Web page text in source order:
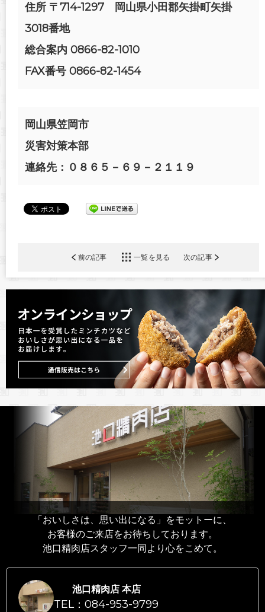
住所 〒714-1297 岡山県小田郡矢掛町矢掛
3018番地
総合案内 0866-82-1010
FAX番号 0866-82-1454
岡山県笠岡市
災害対策本部
連絡先：０８６５－６９－２１１９
前の記事 一覧を見る 次の記事
「おいしさは、思い出になる」をモットーに、
お客様のご来店をお待ちしております。
池口精肉店スタッフ一同より心をこめて。
池口精肉店 本店
TEL：084-953-9799